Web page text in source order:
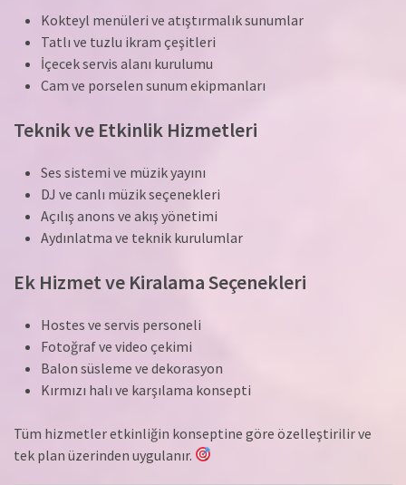
Kokteyl menüleri ve atıştırmalık sunumlar
Tatlı ve tuzlu ikram çeşitleri
İçecek servis alanı kurulumu
Cam ve porselen sunum ekipmanları
Teknik ve Etkinlik Hizmetleri
Ses sistemi ve müzik yayını
DJ ve canlı müzik seçenekleri
Açılış anons ve akış yönetimi
Aydınlatma ve teknik kurulumlar
Ek Hizmet ve Kiralama Seçenekleri
Hostes ve servis personeli
Fotoğraf ve video çekimi
Balon süsleme ve dekorasyon
Kırmızı halı ve karşılama konsepti
Tüm hizmetler etkinliğin konseptine göre özelleştirilir ve
tek plan üzerinden uygulanır.